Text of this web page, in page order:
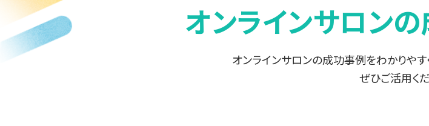
オンラインサロンの
オンラインサロンの成功事例をわかりや
ぜひご活用く